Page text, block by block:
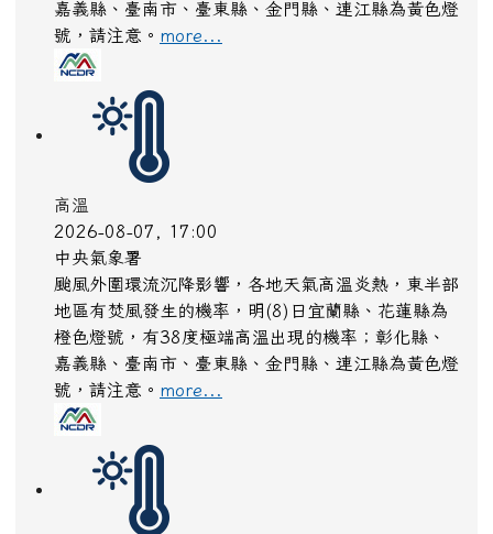
嘉義縣、臺南市、臺東縣、金門縣、連江縣為黃色燈
號，請注意。 more...
高溫
2026-08-07, 17:00
中央氣象署
颱風外圍環流沉降影響，各地天氣高溫炎熱，東半部
地區有焚風發生的機率，明(8)日宜蘭縣、花蓮縣為
橙色燈號，有38度極端高溫出現的機率；彰化縣、
嘉義縣、臺南市、臺東縣、金門縣、連江縣為黃色燈
號，請注意。 more...